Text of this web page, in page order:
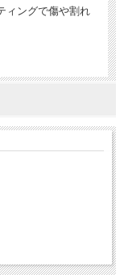
ィングで傷や割れ